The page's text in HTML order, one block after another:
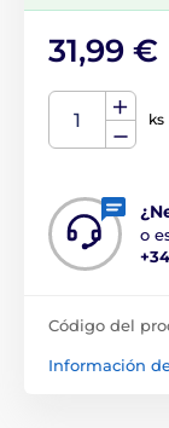
31,99 €
ks
o
Código del
Información